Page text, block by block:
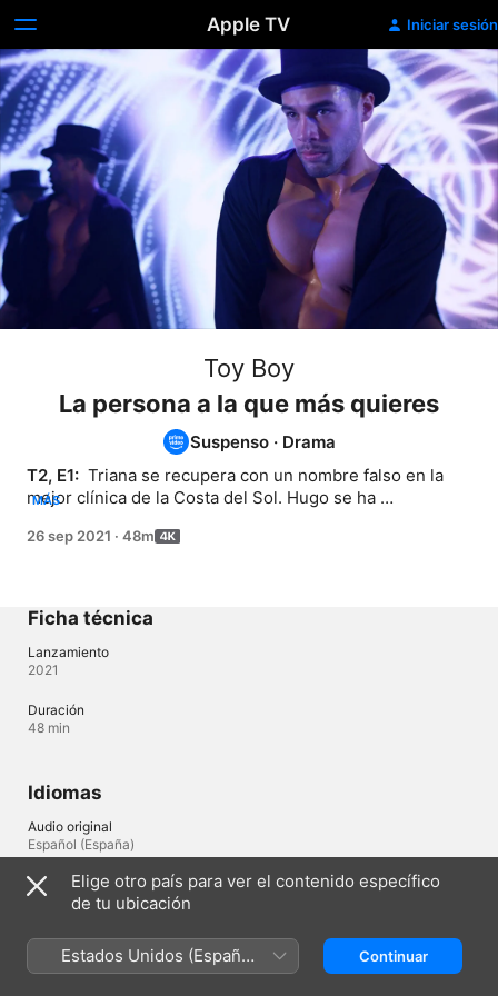
Apple TV Iniciar sesión
Toy Boy
La persona a la que más quieres
Suspenso · Drama
T2, E1: Triana se recupera con un nombre falso en la
mejor clínica de la Costa del Sol. Hugo se ha
todos los medios no recurrir a su principal talento.
MÁS
26 sep 2021 · 48m
Ficha técnica
Lanzamiento
2021
Duración
48 min
Idiomas
Audio original
Español (España)
Subtítulos
Español (España)
México English (UK)
Elige otro país para ver el contenido específico
de tu ubicación
Estados Unidos (Español
México)
Continuar